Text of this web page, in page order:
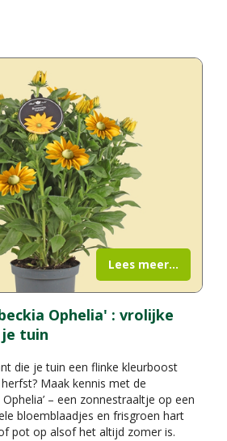
Ophelia' : vrolijke
tuin
die je tuin een flinke kleurboost
Maak kennis met de
Ophelia’ – een zonnestraaltje op een
bloemblaadjes en frisgroen hart
pot op alsof het altijd zomer is.
Lees meer...